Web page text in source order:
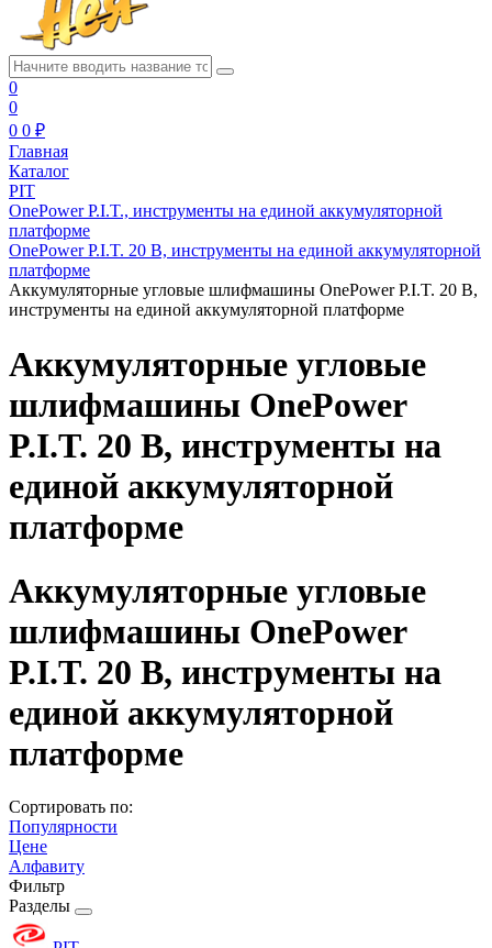
0
0
0 0 ₽
Главная
Каталог
PIT
OnePower P.I.T., инструменты на единой аккумуляторной
платформе
OnePower P.I.T. 20 В, инструменты на единой аккумуляторной
платформе
Аккумуляторные угловые шлифмашины OnePower P.I.T. 20 В,
инструменты на единой аккумуляторной платформе
Аккумуляторные угловые
шлифмашины OnePower
P.I.T. 20 В, инструменты на
единой аккумуляторной
платформе
Аккумуляторные угловые
шлифмашины OnePower
P.I.T. 20 В, инструменты на
единой аккумуляторной
платформе
Сортировать по:
Популярности
Цене
Алфавиту
Фильтр
Разделы